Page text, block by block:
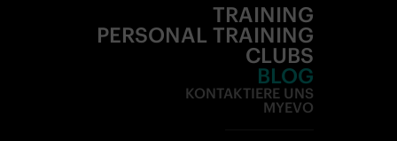
TRAINING
PERSONAL TRAINING
CLUBS
BLOG
KONTAKTIERE UNS
MYEVO